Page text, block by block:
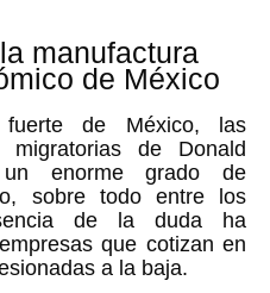
manufactura
de México
fuerte de México, las
migratorias de Donald
enorme grado de
sobre todo entre los
de la duda ha
que cotizan en
a la baja.